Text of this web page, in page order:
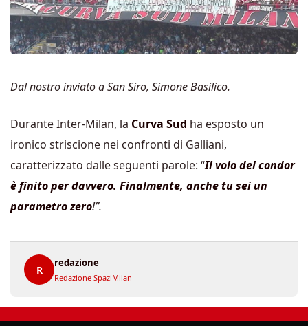
Dal nostro inviato a San Siro, Simone Basilico.
Durante Inter-Milan, la Curva Sud ha esposto un
ironico striscione nei confronti di Galliani,
caratterizzato dalle seguenti parole: “Il volo del condor
è finito per davvero. Finalmente, anche tu sei un
parametro zero!”.
R
redazione
Redazione SpaziMilan